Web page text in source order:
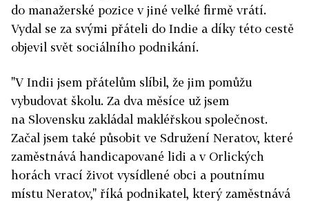
do manažerské pozice v jiné velké firmě vrátí.
Vydal se za svými přáteli do Indie a díky této cestě
objevil svět sociálního podnikání.
"V Indii jsem přátelům slíbil, že jim pomůžu
vybudovat školu. Za dva měsíce už jsem
na Slovensku zakládal makléřskou společnost.
Začal jsem také působit ve Sdružení Neratov, které
zaměstnává handicapované lidi a v Orlických
horách vrací život vysídlené obci a poutnímu
místu Neratov," říká podnikatel, který zaměstnává